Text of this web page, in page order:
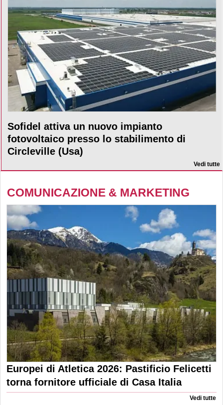
Sofidel attiva un nuovo impianto
fotovoltaico presso lo stabilimento di
Circleville (Usa)
Vedi tutte
COMUNICAZIONE & MARKETING
Europei di Atletica 2026: Pastificio Felicetti
torna fornitore ufficiale di Casa Italia
Vedi tutte